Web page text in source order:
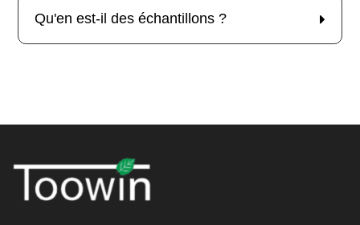
Qu'en est-il des échantillons ?